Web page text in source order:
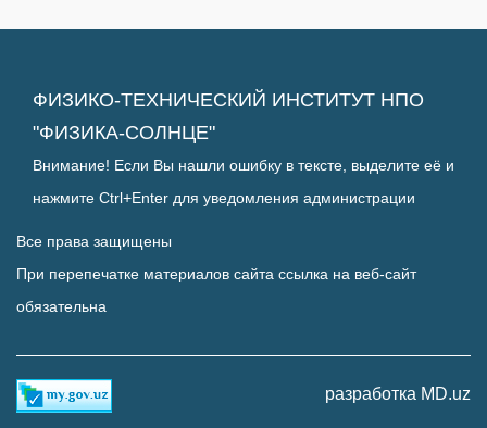
ФИЗИКО-ТЕХНИЧЕСКИЙ ИНСТИТУТ НПО
"ФИЗИКА-СОЛНЦЕ"
Внимание! Если Вы нашли ошибку в тексте, выделите её и
нажмите Ctrl+Enter для уведомления администрации
Все права защищены
При перепечатке материалов сайта ссылка на веб-сайт
обязательна
разработка MD.uz